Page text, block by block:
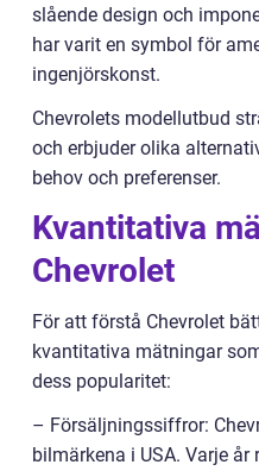
slående design och
har varit en symbol för
ingenjörskonst.
Chevrolets modellutbud
och erbjuder olika
behov och preferenser.
Kvantitativa
Chevrolet
För att förstå Chevrolet
kvantitativa mätningar
dess popularitet:
– Försäljningssiffror:
bilmärkena i USA. Varje år